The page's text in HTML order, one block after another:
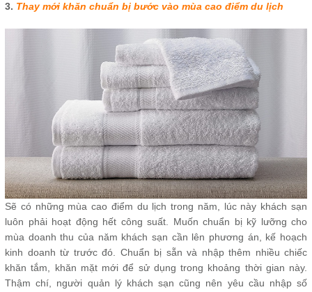
3. Thay mới khăn chuẩn bị bước vào mùa cao điểm du lịch
Sẽ có những mùa cao điểm du lịch trong năm, lúc này khách sạn
luôn phải hoạt động hết công suất. Muốn chuẩn bị kỹ lưỡng cho
mùa doanh thu của năm khách sạn cần lên phương án, kế hoạch
kinh doanh từ trước đó. Chuẩn bị sẵn và nhập thêm nhiều chiếc
khăn tắm, khăn mặt mới để sử dụng trong khoảng thời gian này.
Thậm chí, người quản lý khách sạn cũng nên yêu cầu nhập số